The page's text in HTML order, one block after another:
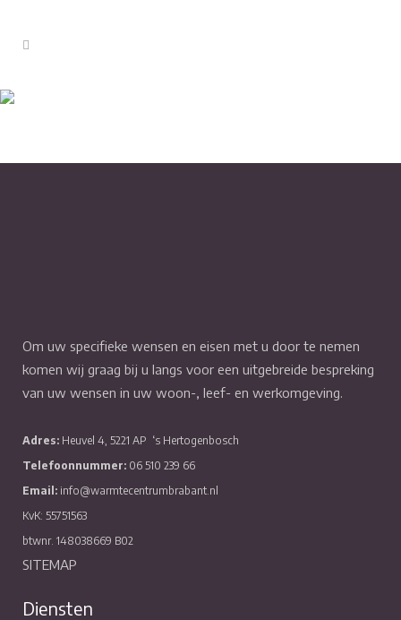
Om uw specifieke wensen en eisen met u door te nemen
komen wij graag bij u langs voor een uitgebreide bespreking
van uw wensen in uw woon-, leef- en werkomgeving.
Adres: Heuvel 4, 5221 AP ‘s Hertogenbosch
Telefoonnummer: 06 510 239 66
Email: info@warmtecentrumbrabant.nl
KvK: 55751563
btwnr. 148038669 B02
SITEMAP
Diensten